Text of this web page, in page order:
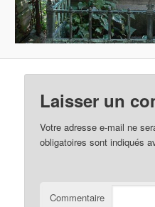
Laisser un
Votre adresse e-mail ne
obligatoires sont indiqués
Commentaire